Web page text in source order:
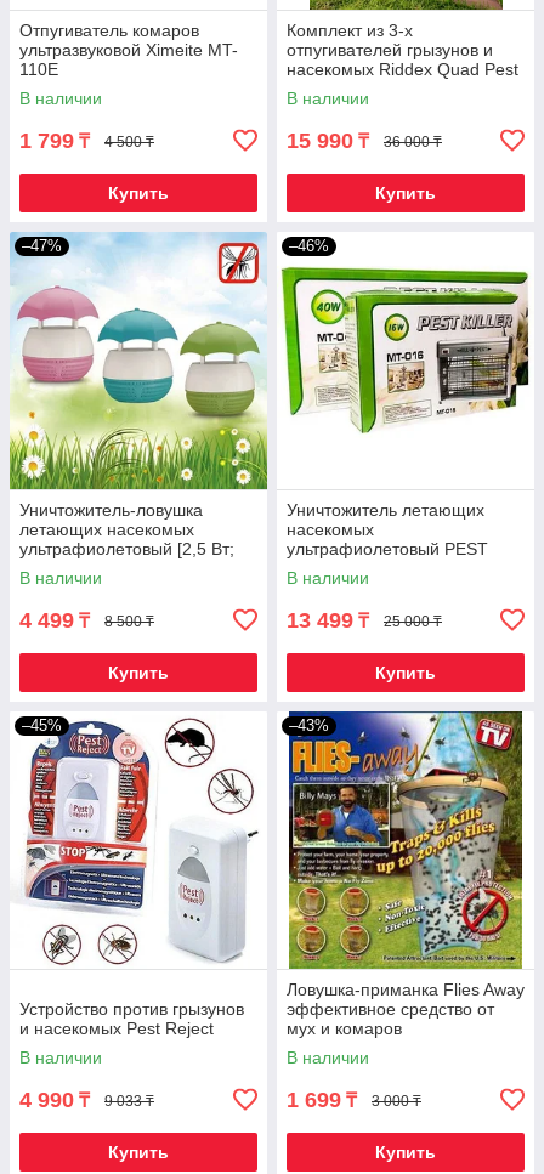
Отпугиватель комаров
ультразвуковой Ximeite MT-
110E
В наличии
1 799 ₸ 4 500 ₸
Купить
Комплект из 3-х
отпугивателей грызунов и
насекомых Riddex Quad Pest
Repelling Aid 2 в 1
В наличии
15 990 ₸ 36 000 ₸
Купить
–47%
Уничтожитель-ловушка
летающих насекомых
ультрафиолетовый [2,5 Вт;
220 В]
В наличии
4 499 ₸ 8 500 ₸
Купить
–46%
Уничтожитель летающих
насекомых
ультрафиолетовый PEST
KILLER [12; 16; 30; 40 Вт]
(30W)
В наличии
13 499 ₸ 25 000 ₸
Купить
–45%
Устройство против грызунов
и насекомых Pest Reject
В наличии
4 990 ₸ 9 033 ₸
Купить
–43%
Ловушка-приманка Flies Away
эффективное средство от
мух и комаров
В наличии
1 699 ₸ 3 000 ₸
Купить